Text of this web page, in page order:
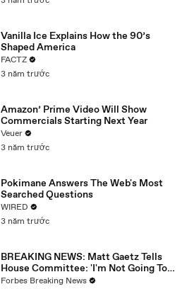
Vanilla Ice Explains How the 90’s
Shaped America
FACTZ
3 năm trước
Amazon’ Prime Video Will Show
Commercials Starting Next Year
Veuer
3 năm trước
Pokimane Answers The Web's Most
Searched Questions
WIRED
3 năm trước
BREAKING NEWS: Matt Gaetz Tells
House Committee: 'I'm Not Going To
Vote For A Continuing Resolution'
Forbes Breaking News